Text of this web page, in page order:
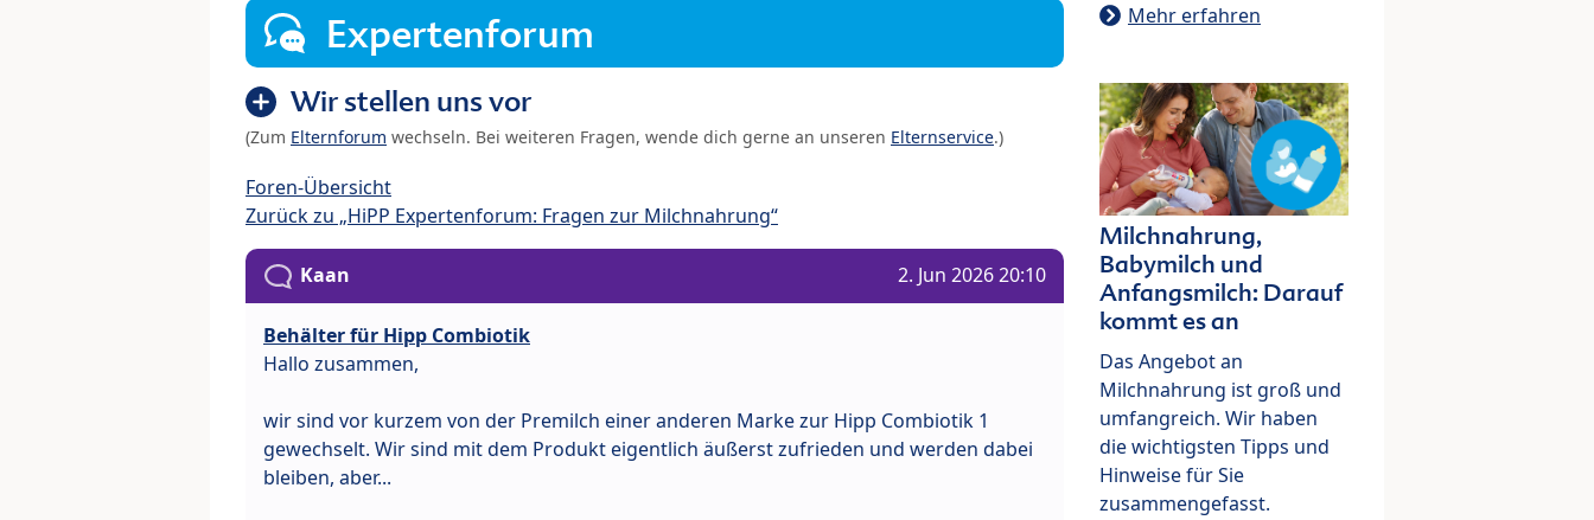
Expertenforum
Wir stellen uns vor
(Zum Elternforum wechseln. Bei weiteren Fragen, wende dich gerne an unseren Elternservice.)
Foren-Übersicht
Zurück zu „HiPP Expertenforum: Fragen zur Milchnahrung“
Kaan 2. Jun 2026 20:10
Behälter für Hipp Combiotik
Hallo zusammen,
wir sind vor kurzem von der Premilch einer anderen Marke zur Hipp Combiotik 1
gewechselt. Wir sind mit dem Produkt eigentlich äußerst zufrieden und werden dabei
bleiben, aber...
Mehr erfahren
Milchnahrung,
Babymilch und
Anfangsmilch: Darauf
kommt es an
Das Angebot an
Milchnahrung ist groß und
umfangreich. Wir haben
die wichtigsten Tipps und
Hinweise für Sie
zusammengefasst.